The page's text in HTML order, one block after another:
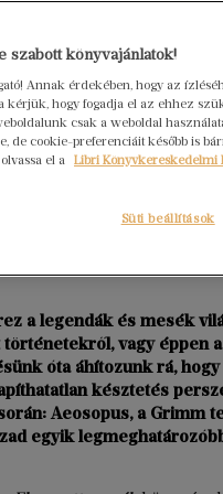
között –
a legendák és mesék
vagy éppen
óta áhítozunk rá,
késztetés
Aeosopus, a Grimm
egyik
szabott könyvajánlatok!
Annak érdekében, hogy az
kérjük, hogy fogadja el az ehhez
csak a weboldal
de cookie-preferenciáit később is
el a Libri Könyvkereskedelmi
Süti beállítások